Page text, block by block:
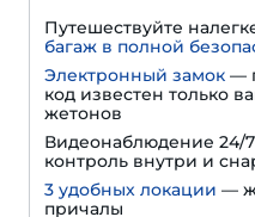
Путешествуйте
багаж в полной
Электронный замок —
код известен только
жетонов
Видеонаблюдение 24/
контроль внутри и
3 удобных локации —
причалы